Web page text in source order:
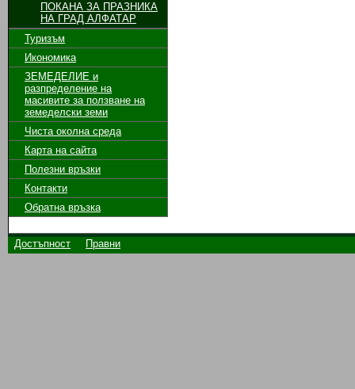
ПОКАНА ЗА ПРАЗНИКА
НА ГРАД АЛФАТАР
Туризъм
Икономика
ЗЕМЕДЕЛИЕ и
разпределение на
масивите за ползване на
земeделски земи
Чиста околна среда
Карта на сайта
Полезни връзки
Контакти
Обратна връзка
Достъпност Правни